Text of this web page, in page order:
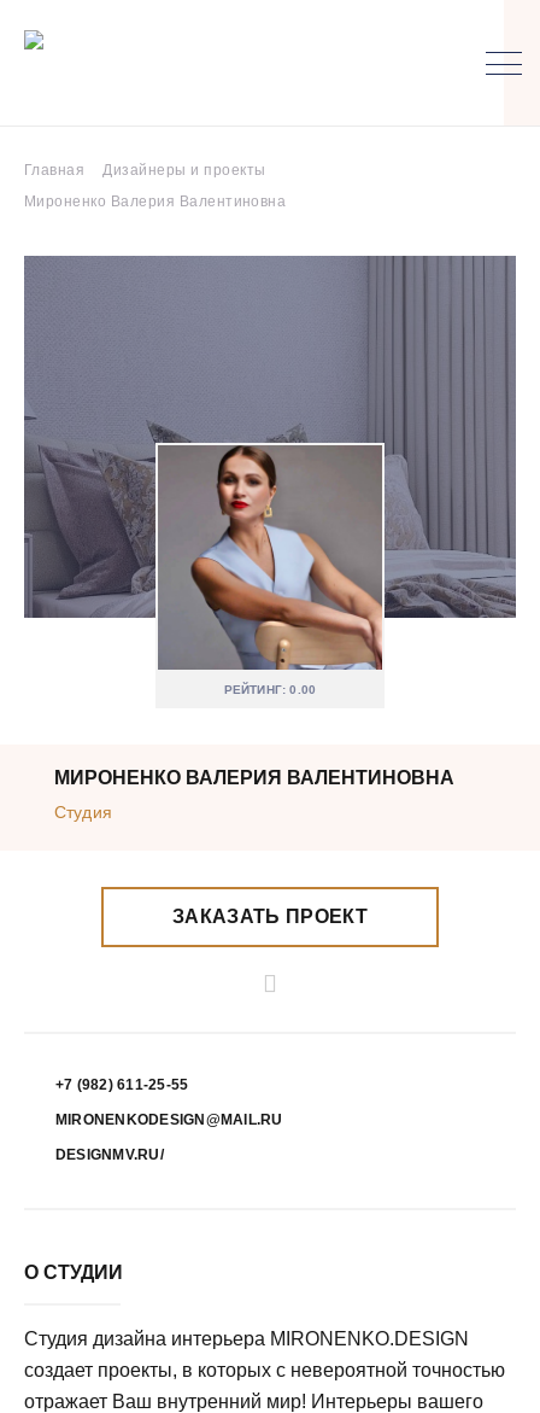
Главная
Дизайнеры и проекты
Мироненко Валерия Валентиновна
РЕЙТИНГ: 0.00
МИРОНЕНКО ВАЛЕРИЯ ВАЛЕНТИНОВНА
Студия
ЗАКАЗАТЬ ПРОЕКТ
+7 (982) 611-25-55
MIRONENKODESIGN@MAIL.RU
DESIGNMV.RU/
О СТУДИИ
Студия дизайна интерьера MIRONENKO.DESIGN
создает проекты, в которых с невероятной точностью
отражает Ваш внутренний мир! Интерьеры вашего